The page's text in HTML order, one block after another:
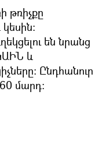
թռիչքը
են նրանց
և
Ընդհանուր
մարդ: